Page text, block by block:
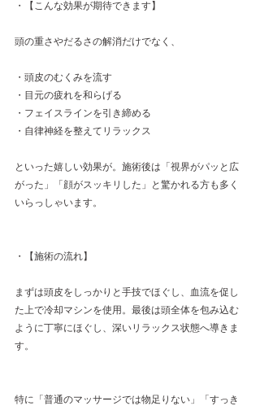
・【こんな効果が期待できます】
頭の重さやだるさの解消だけでなく、
・頭皮のむくみを流す
・目元の疲れを和らげる
・フェイスラインを引き締める
・自律神経を整えてリラックス
といった嬉しい効果が。施術後は「視界がパッと広
がった」「顔がスッキリした」と驚かれる方も多く
いらっしゃいます。
・【施術の流れ】
まずは頭皮をしっかりと手技でほぐし、血流を促し
た上で冷却マシンを使用。最後は頭全体を包み込む
ように丁寧にほぐし、深いリラックス状態へ導きま
す。
特に「普通のマッサージでは物足りない」「すっき